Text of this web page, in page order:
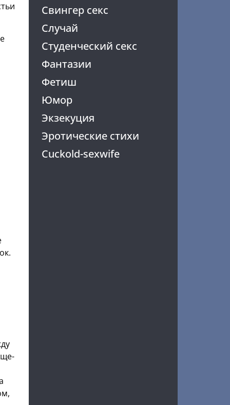
Свингер секс
Случай
Студенческий секс
Фантазии
Фетиш
Юмор
Экзекуция
Эротические стихи
Cuckold-sexwife